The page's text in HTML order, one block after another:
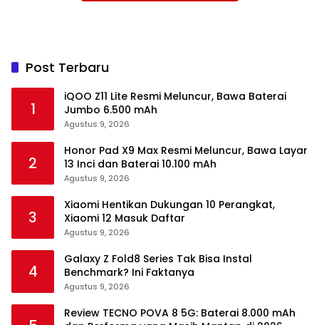
Post Terbaru
1
iQOO Z11 Lite Resmi Meluncur, Bawa Baterai
Jumbo 6.500 mAh
Agustus 9, 2026
2
Honor Pad X9 Max Resmi Meluncur, Bawa Layar
13 Inci dan Baterai 10.100 mAh
Agustus 9, 2026
3
Xiaomi Hentikan Dukungan 10 Perangkat,
Xiaomi 12 Masuk Daftar
Agustus 9, 2026
4
Galaxy Z Fold8 Series Tak Bisa Instal
Benchmark? Ini Faktanya
Agustus 9, 2026
Review TECNO POVA 8 5G: Baterai 8.000 mAh